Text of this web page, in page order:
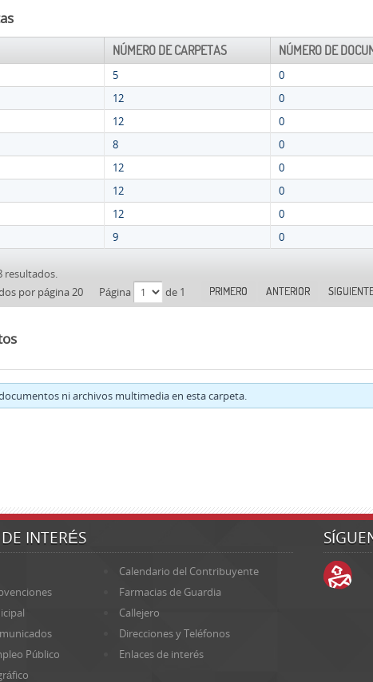
NÚMERO DE CARPETAS NÚMERO DE
5
0
12
0
12
0
8
0
12
0
12
0
12
0
9 0
resultados.
por página 20
Página de 1 PRIMERO ANTERIOR
ni archivos multimedia en esta carpeta.
INTERÉS
Calendario del Contribuyente
Farmacias de Guardia
Callejero
Direcciones y Teléfonos
Público
Enlaces de interés